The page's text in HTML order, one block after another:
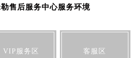
售后服务中心服务环境
VIP服务区 客服区